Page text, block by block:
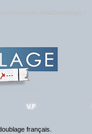
V.F
français.